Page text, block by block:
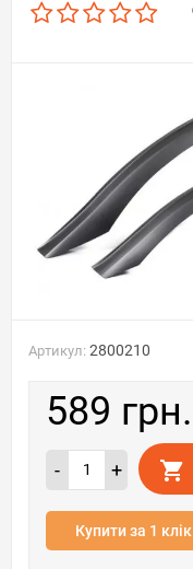
Артикул: 2800210
589 грн.
- +
Купити за 1 клік